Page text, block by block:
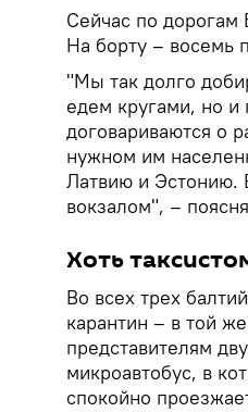
Сейчас по дорогам
На борту – восемь
"Мы так долго
едем кругами, но и
договариваются о
нужном им
Латвию и Эстонию.
вокзалом", –
Хоть
Во всех трех
карантин – в той
представителям
микроавтобус, в
спокойно